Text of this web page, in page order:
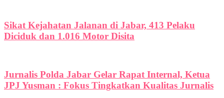
Sikat Kejahatan Jalanan di Jabar, 413 Pelaku
Diciduk dan 1.016 Motor Disita
Jurnalis Polda Jabar Gelar Rapat Internal, Ketua
JPJ Yusman : Fokus Tingkatkan Kualitas Jurnalis